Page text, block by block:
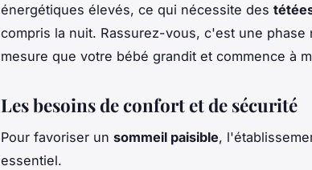
énergétiques élevés, ce qui nécessite des
compris la nuit. Rassurez-vous, c'est une phase
mesure que votre bébé grandit et commence à
Les besoins de confort et de sécurité
Pour favoriser un sommeil paisible,
essentiel.